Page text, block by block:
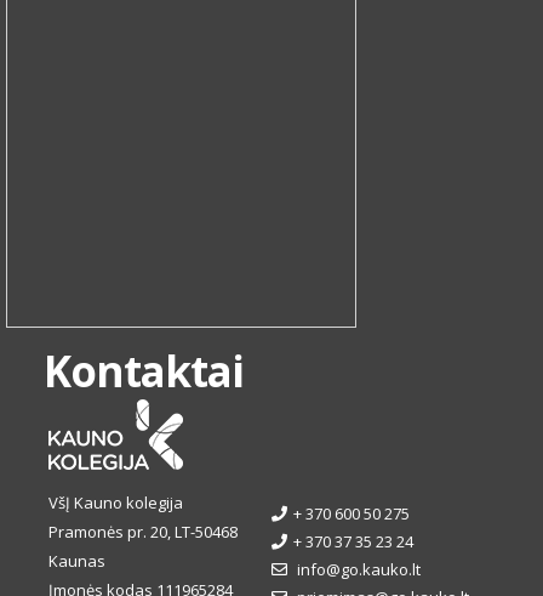
Kontaktai
VšĮ Kauno kolegija
Pramonės pr. 20, LT-50468
Kaunas
Įmonės kodas 111965284
+ 370 600 50 275
+ 370 37 35 23 24
info@go.kauko.lt